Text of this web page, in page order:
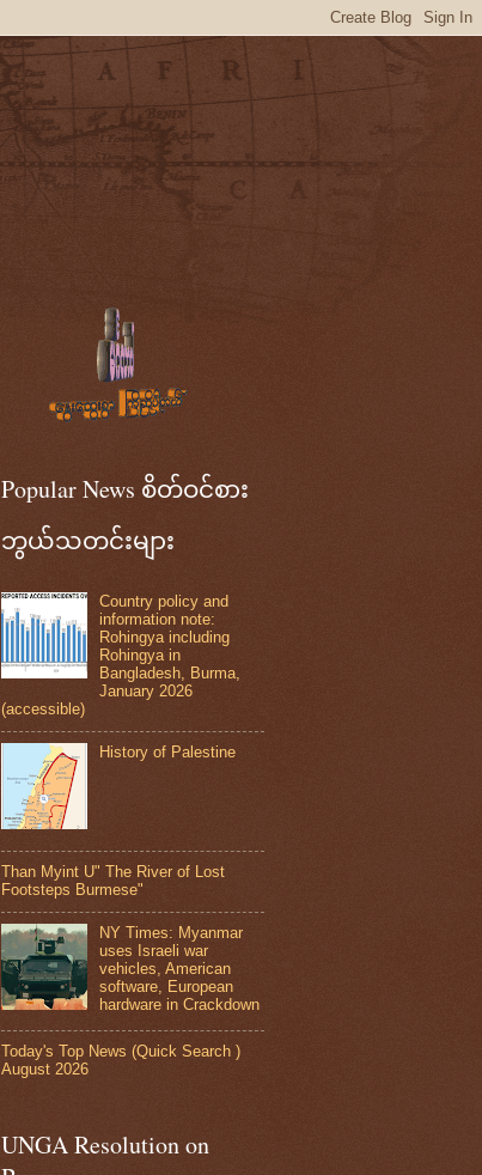
Popular News စိတ်ဝင်စား
ဘွယ်သတင်းများ
Country policy and
information note:
Rohingya including
Rohingya in
Bangladesh, Burma,
January 2026
(accessible)
History of Palestine
Than Myint U" The River of Lost
Footsteps Burmese"
NY Times: Myanmar
uses Israeli war
vehicles, American
software, European
hardware in Crackdown
Today's Top News (Quick Search )
August 2026
UNGA Resolution on